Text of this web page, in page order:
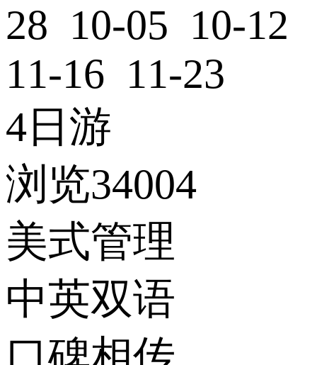
28 10-05 10-12
11-16 11-23
4日游
浏览34004
美式管理
中英双语